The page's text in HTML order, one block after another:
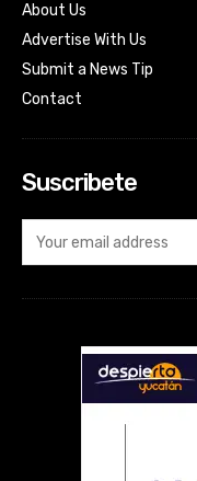
About Us
Advertise With Us
Submit a News Tip
Contact
Suscribete